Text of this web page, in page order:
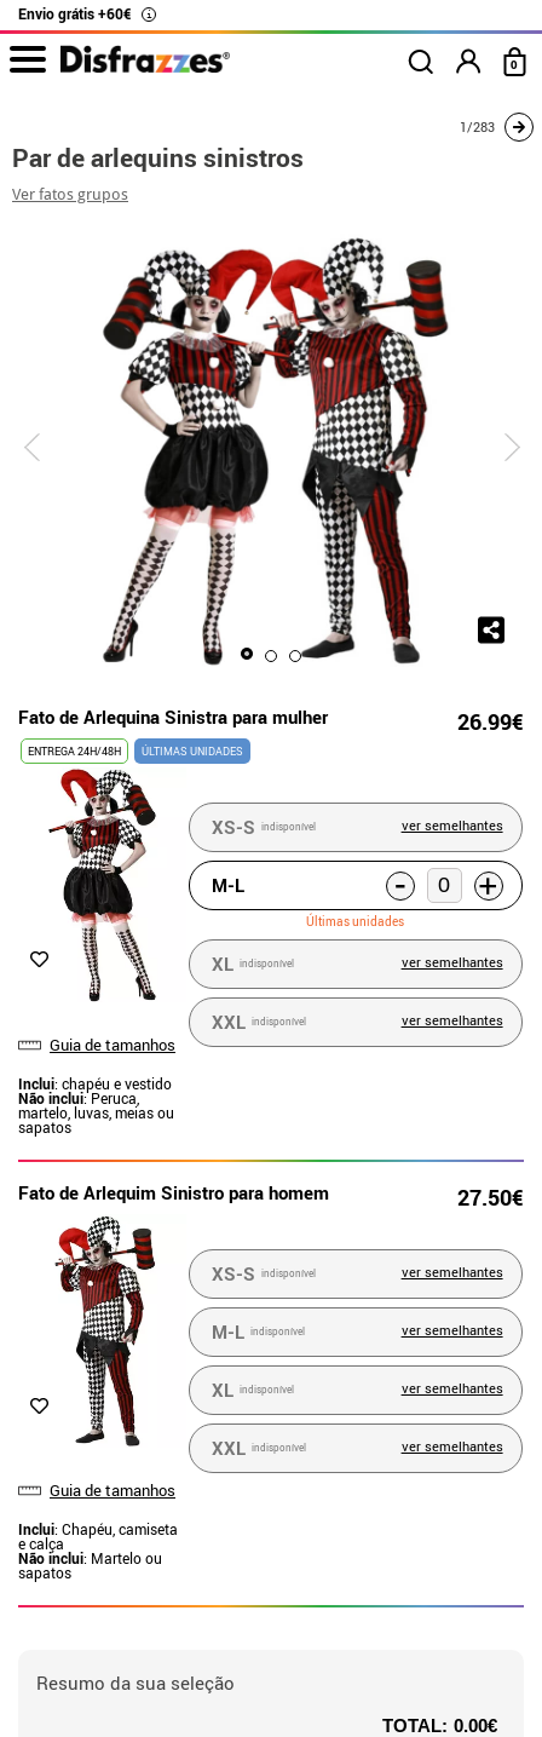
Envio grátis +60€ i
0
1/283
Par de arlequins sinistros
Ver fatos grupos
Fato de Arlequina Sinistra para mulher 26.99€
ENTREGA 24H/48H ÚLTIMAS UNIDADES
Guia de tamanhos
Inclui: chapéu e vestido
Não inclui: Peruca,
martelo, luvas, meias ou
sapatos
XS-S indisponível ver semelhantes
M-L - +
Últimas unidades
XL indisponível ver semelhantes
XXL indisponível ver semelhantes
Fato de Arlequim Sinistro para homem 27.50€
Guia de tamanhos
Inclui: Chapéu, camiseta
e calça
Não inclui: Martelo ou
sapatos
XS-S indisponível ver semelhantes
M-L indisponível ver semelhantes
XL indisponível ver semelhantes
XXL indisponível ver semelhantes
Resumo da sua seleção
TOTAL: 0.00€